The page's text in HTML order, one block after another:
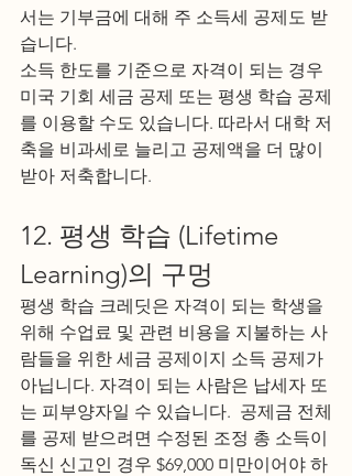
서는 기부금에 대해 주 소득세 공제도 받
습니다.
소득 한도를 기준으로 자격이 되는 경우
미국 기회 세금 공제 또는 평생 학습 공제
를 이용할 수도 있습니다. 따라서 대학 저
축을 비과세로 늘리고 공제액을 더 많이
받아 저축합니다.
12. 평생 학습 (Lifetime
Learning)의 구멍
평생 학습 크레딧은 자격이 되는 학생을
위해 수업료 및 관련 비용을 지불하는 사
람들을 위한 세금 공제이지 소득 공제가
아닙니다. 자격이 되는 사람은 납세자 또
는 피부양자일 수 있습니다.  공제금 전체
를 공제 받으려면 수정된 조정 총 소득이
독신 신고인 경우 $69,000 미만이어야 하